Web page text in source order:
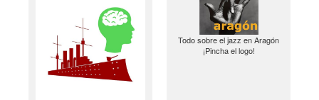
Todo sobre el jazz en Aragón
¡Pincha el logo!